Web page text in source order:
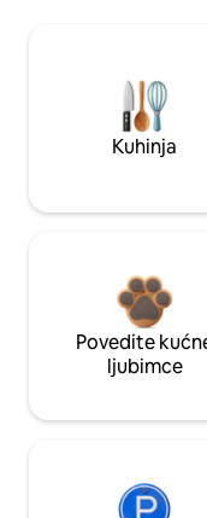
Kuhinja
Povedite
ljubimce